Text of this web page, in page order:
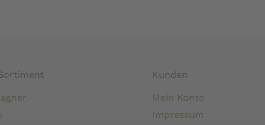
Kunden
Mein Konto
Impressum